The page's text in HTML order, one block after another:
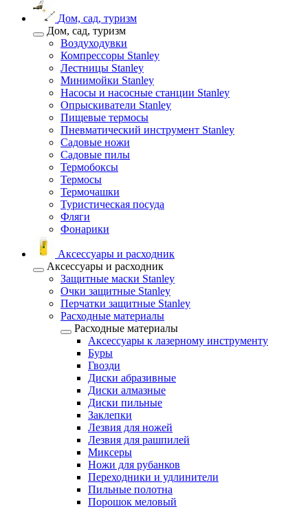
Дом, сад, туризм
Дом, сад, туризм
Воздуходувки
Компрессоры Stanley
Лестницы Stanley
Минимойки Stanley
Насосы и насосные станции Stanley
Опрыскиватели Stanley
Пищевые термосы
Пневматический инструмент Stanley
Садовые ножи
Садовые пилы
Термобоксы
Термосы
Термочашки
Туристическая посуда
Фляги
Фонарики
Аксессуары и расходник
Аксессуары и расходник
Защитные маски Stanley
Очки защитные Stanley
Перчатки защитные Stanley
Расходные материалы
Расходные материалы
Аксессуары к лазерному инструменту
Буры
Гвозди
Диски абразивные
Диски алмазные
Диски пильные
Заклепки
Лезвия для ножей
Лезвия для рашпилей
Миксеры
Ножи для рубанков
Переходники и удлинители
Пильные полотна
Порошок меловый